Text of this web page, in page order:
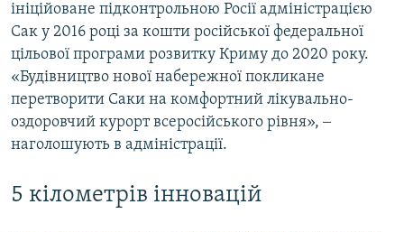
ініційоване підконтрольною Росії адміністрацією
Сак у 2016 році за кошти російської федеральної
цільової програми розвитку Криму до 2020 року.
«Будівництво нової набережної покликане
перетворити Саки на комфортний лікувально-
оздоровчий курорт всеросійського рівня», ‒
наголошують в адміністрації.
5 кілометрів інновацій